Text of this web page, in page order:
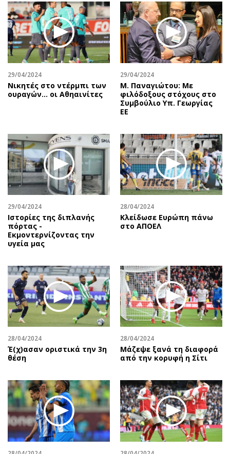
Ελλάδα
Κόσμος
Παράξενα
Πολιτισμός
Σινεμά
Θέατρο-Χορός
Μουσική
Χειρόγραφα
Συνταγές
Έξοδος
Media
Εκπομπές
Wine routes
Podcasts
Uncut
Προσφορές
Επιστολές
29/04/2024
Νικητές στο ντέρμπι των
ουραγών… οι Αθηαινίτες
29/04/2024
Μ. Παναγιώτου: Με
φιλόδοξους στόχους στο
Συμβούλιο Υπ. Γεωργίας
ΕΕ
29/04/2024
Ιστορίες της διπλανής
πόρτας -
Εκμοντερνίζοντας την
υγεία μας
28/04/2024
Κλείδωσε Ευρώπη πάνω
στο ΑΠΟΕΛ
28/04/2024
Έ(χ)ασαν οριστικά την 3η
θέση
28/04/2024
Μάζεψε ξανά τη διαφορά
από την κορυφή η Σίτι